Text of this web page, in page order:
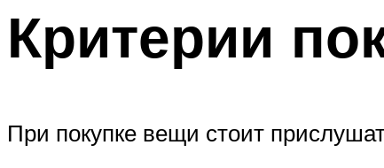
Критерии
При покупке вещи стоит